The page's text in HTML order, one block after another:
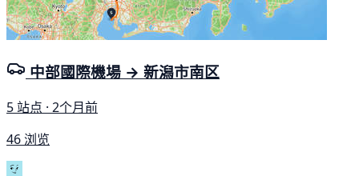
中部國際機場 → 新潟市南区
5 站点 · 2个月前
46 浏览